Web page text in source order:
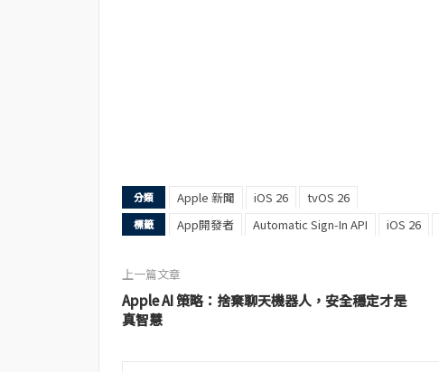
分類 Apple 新聞 iOS 26 tvOS 26
標籤 App開發者 Automatic Sign-In API iOS 26
上一篇文章
Apple AI 策略：捨棄聊天機器人，安全穩定才是
真智慧